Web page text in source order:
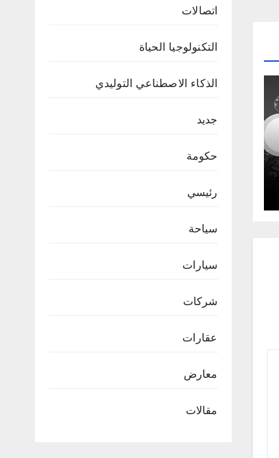
اتصالات
التكنولوجيا الحياة
الذكاء الاصطناعي التوليدي
جديد
حكومة
رئيسي
سياحة
سيارات
شركات
عقارات
معارض
مقالات